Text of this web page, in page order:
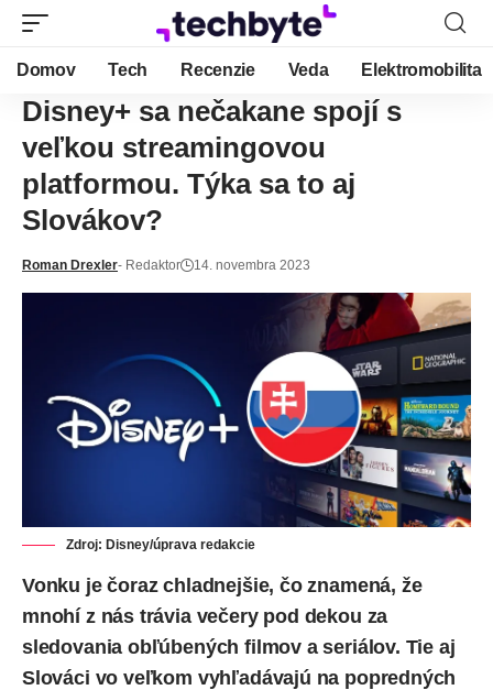
Domov Tech Recenzie Veda Elektromobilita
Disney+ sa nečakane spojí s
veľkou streamingovou
platformou. Týka sa to aj
Slovákov?
Roman Drexler- Redaktor 14. novembra 2023
Zdroj: Disney/úprava redakcie
Vonku je čoraz chladnejšie, čo znamená, že
mnohí z nás trávia večery pod dekou za
sledovania obľúbených filmov a seriálov. Tie aj
Slováci vo veľkom vyhľadávajú na popredných